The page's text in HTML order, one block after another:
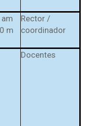
m
Rector /
coordinador
Docentes